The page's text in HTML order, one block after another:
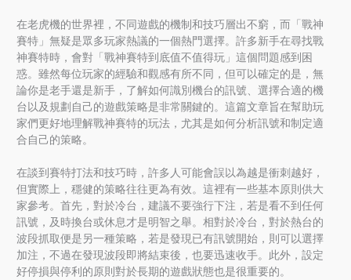
在老虎機的世界裡，不同遊戲的機制和技巧層出不窮，而「戰神
賽特」無疑是眾多玩家熱議的一個熱門選擇。許多新手在尋找戰
神賽特時，會對「戰神賽特到底值不值得玩」這個問題感到困
惑。雖然每位玩家的經驗和觀感有所不同，但可以確定的是，無
論你是老手還是新手，了解如何識別機台的訊號、選擇合適的機
台以及規劃自己的遊戲策略是非常關鍵的。這篇文章旨在幫助玩
家們更好地理解戰神賽特的玩法，尤其是如何分析訊號和制定適
合自己的策略。
在談到賽特打法和技巧時，許多人可能會誤以為越是衝刺越好，
但實際上，穩健的策略往往更為有效。這裡有一些基本原則供大
家參考。首先，對於冷台，建議不要強行下注，若是看不到任何
訊號，及時換台或休息才是明智之舉。相對於冷台，對於熱台的
波段抓取便是另一種策略，若是發現已有訊號開始，則可以選擇
加注，不過在發現波段即將結束後，也要迅速收手。此外，設定
好停損與停利的原則對於長期的遊戲狀態也是很重要的。